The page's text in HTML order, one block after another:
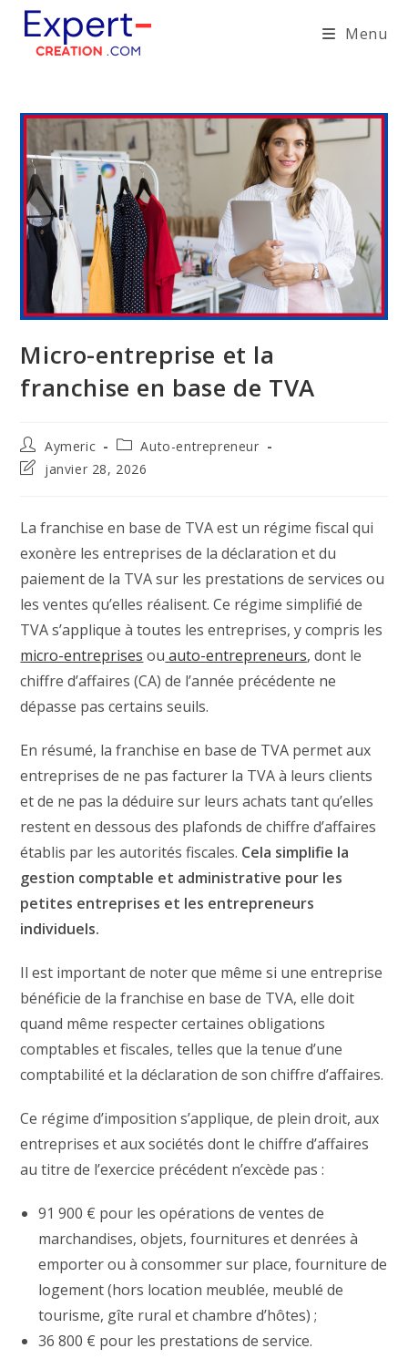
content
Menu
Micro-entreprise et la
franchise en base de TVA
Auteur/autrice
de
la
Aymeric
Post
category:
Auto-entrepreneur
Dernière
la
publication :
janvier 28, 2026
La franchise en base de TVA est un régime fiscal qui
exonère les entreprises de la déclaration et du
paiement de la TVA sur les prestations de services ou
les ventes qu’elles réalisent. Ce régime simplifié de
TVA s’applique à toutes les entreprises, y compris les
micro-entreprises ou auto-entrepreneurs, dont le
chiffre d’affaires (CA) de l’année précédente ne
dépasse pas certains seuils.
En résumé, la franchise en base de TVA permet aux
entreprises de ne pas facturer la TVA à leurs clients
et de ne pas la déduire sur leurs achats tant qu’elles
restent en dessous des plafonds de chiffre d’affaires
établis par les autorités fiscales. Cela simplifie la
gestion comptable et administrative pour les
petites entreprises et les entrepreneurs
individuels.
Il est important de noter que même si une entreprise
bénéficie de la franchise en base de TVA, elle doit
quand même respecter certaines obligations
comptables et fiscales, telles que la tenue d’une
comptabilité et la déclaration de son chiffre d’affaires.
Ce régime d’imposition s’applique, de plein droit, aux
entreprises et aux sociétés dont le chiffre d’affaires
au titre de l’exercice précédent n’excède pas :
91 900 € pour les opérations de ventes de
marchandises, objets, fournitures et denrées à
emporter ou à consommer sur place, fourniture de
logement (hors location meublée, meublé de
tourisme, gîte rural et chambre d’hôtes) ;
36 800 € pour les prestations de service.